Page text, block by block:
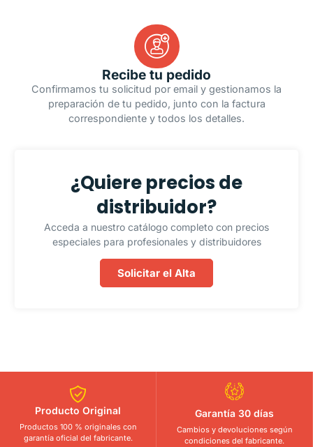
Recibe tu pedido
Confirmamos tu solicitud por email y gestionamos la
preparación de tu pedido, junto con la factura
correspondiente y todos los detalles.
¿Quiere precios de
distribuidor?
Acceda a nuestro catálogo completo con precios
especiales para profesionales y distribuidores
Solicitar el Alta
Producto Original
Productos 100 % originales con
garantía oficial del fabricante.
Garantía 30 días
Cambios y devoluciones según
condiciones del fabricante.